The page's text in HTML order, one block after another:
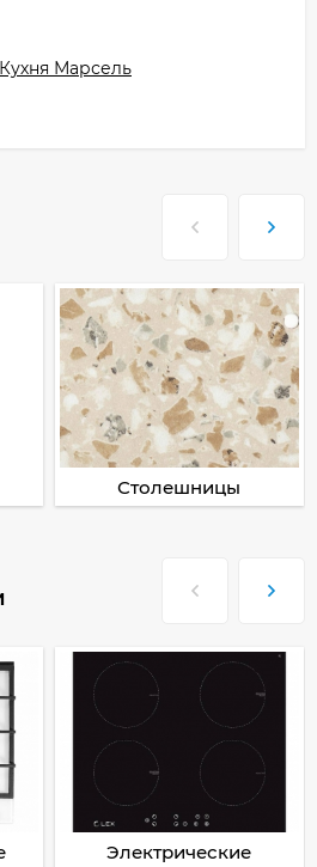
Кухня Марсель
Столешницы
Электрические